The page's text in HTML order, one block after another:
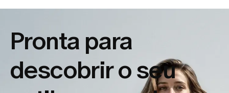
Pronta para
descobrir o seu